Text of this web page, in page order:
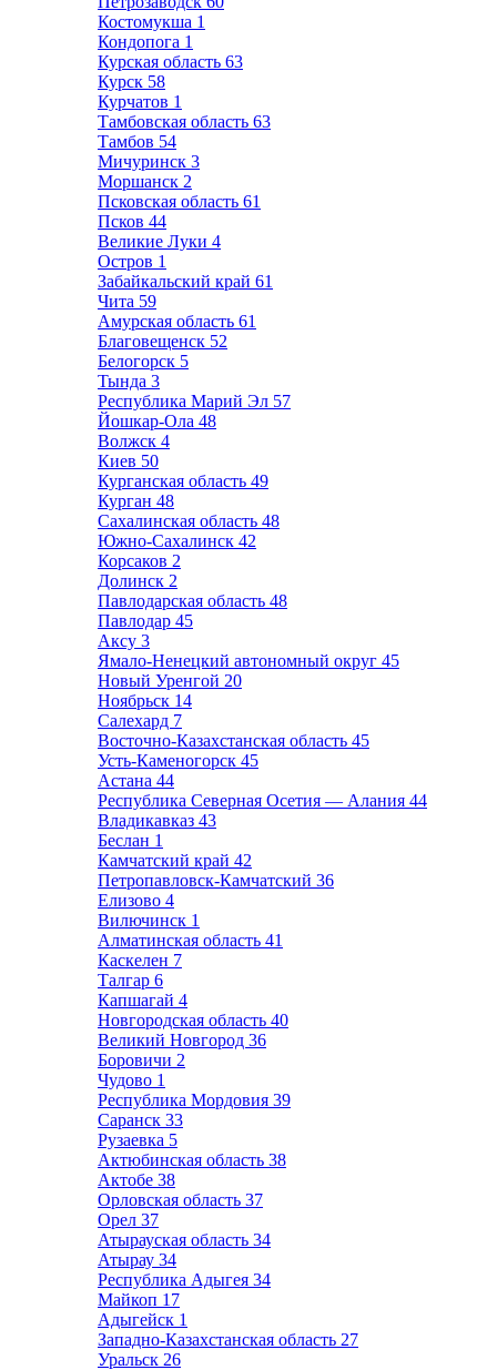
Костомукша 1
Кондопога 1
Курская область 63
Курск 58
Курчатов 1
Тамбовская область 63
Тамбов 54
Мичуринск 3
Моршанск 2
Псковская область 61
Псков 44
Великие Луки 4
Остров 1
Забайкальский край 61
Чита 59
Амурская область 61
Благовещенск 52
Белогорск 5
Тында 3
Республика Марий Эл 57
Йошкар-Ола 48
Волжск 4
Киев 50
Курганская область 49
Курган 48
Сахалинская область 48
Южно-Сахалинск 42
Корсаков 2
Долинск 2
Павлодарская область 48
Павлодар 45
Аксу 3
Ямало-Ненецкий автономный округ 45
Новый Уренгой 20
Ноябрьск 14
Салехард 7
Восточно-Казахстанская область 45
Усть-Каменогорск 45
Астана 44
Республика Северная Осетия — Алания 44
Владикавказ 43
Беслан 1
Камчатский край 42
Петропавловск-Камчатский 36
Елизово 4
Вилючинск 1
Алматинская область 41
Каскелен 7
Талгар 6
Капшагай 4
Новгородская область 40
Великий Новгород 36
Боровичи 2
Чудово 1
Республика Мордовия 39
Саранск 33
Рузаевка 5
Актюбинская область 38
Актобе 38
Орловская область 37
Орел 37
Атырауская область 34
Атырау 34
Республика Адыгея 34
Майкоп 17
Адыгейск 1
Западно-Казахстанская область 27
Уральск 26